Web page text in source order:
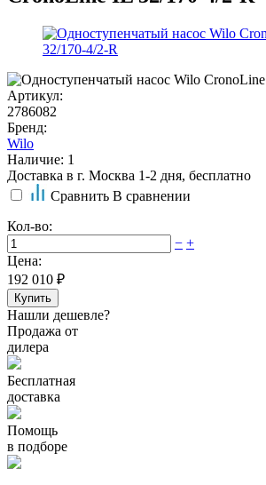
Артикул:
2786082
Бренд:
Wilo
Наличие: 1
Доставка в г. Москва 1-2 дня, бесплатно
Сравнить В сравнении
Кол-во:
− +
Цена:
192 010 ₽
Купить
Нашли дешевле?
Продажа от
дилера
Бесплатная
доставка
Помощь
в подборе